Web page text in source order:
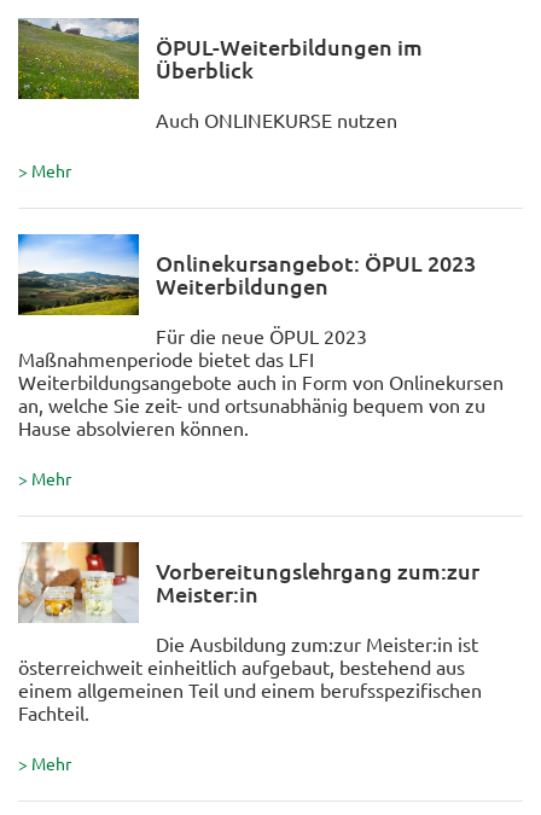
ÖPUL-Weiterbildungen im
Überblick
Auch ONLINEKURSE nutzen
> Mehr
Onlinekursangebot: ÖPUL 2023
Weiterbildungen
Für die neue ÖPUL 2023
Maßnahmenperiode bietet das LFI
Weiterbildungsangebote auch in Form von Onlinekursen
an, welche Sie zeit- und ortsunabhänig bequem von zu
Hause absolvieren können.
> Mehr
Vorbereitungslehrgang zum:zur
Meister:in
Die Ausbildung zum:zur Meister:in ist
österreichweit einheitlich aufgebaut, bestehend aus
einem allgemeinen Teil und einem berufsspezifischen
Fachteil.
> Mehr